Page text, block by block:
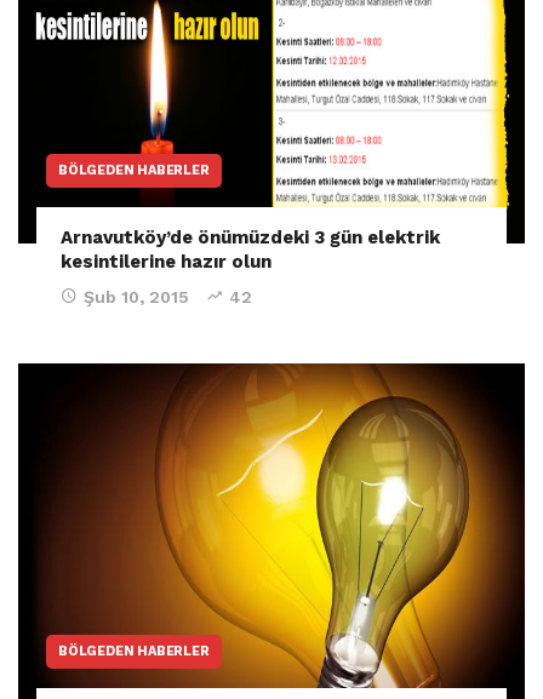
BÖLGEDEN HABERLER
Arnavutköy’de önümüzdeki 3 gün elektrik
kesintilerine hazır olun
Şub 10, 2015 42
BÖLGEDEN HABERLER